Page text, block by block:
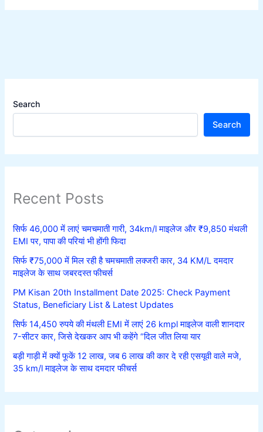
Search
Search
Recent Posts
सिर्फ 46,000 में लाएं चमचमाती गारी, 34km/l माइलेज और ₹9,850 मंथली
EMI पर, पापा की परियां भी होंगी फिदा
सिर्फ ₹75,000 में मिल रही है चमचमाती लक्जरी कार, 34 KM/L दमदार
माइलेज के साथ जबरदस्त फीचर्स
PM Kisan 20th Installment Date 2025: Check Payment
Status, Beneficiary List & Latest Updates
सिर्फ 14,450 रुपये की मंथली EMI में लाएं 26 kmpl माइलेज वाली शानदार
7-सीटर कार, जिसे देखकर आप भी कहेंगे “दिल जीत लिया यार
बड़ी गाड़ी में क्यों फूकें 12 लाख, जब 6 लाख की कार दे रही एसयूवी वाले मजे,
35 km/l माइलेज के साथ दमदार फीचर्स